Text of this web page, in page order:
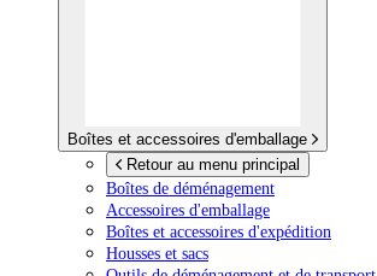
Boîtes et accessoires d'emballage
Retour au menu principal
Boîtes de déménagement
Accessoires d'emballage
Boîtes et accessoires d'expédition
Housses et sacs